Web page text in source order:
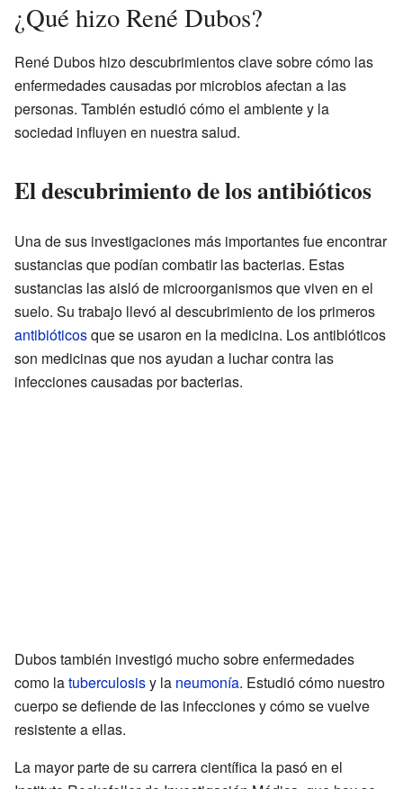
¿Qué hizo René Dubos?
René Dubos hizo descubrimientos clave sobre cómo las
enfermedades causadas por microbios afectan a las
personas. También estudió cómo el ambiente y la
sociedad influyen en nuestra salud.
El descubrimiento de los antibióticos
Una de sus investigaciones más importantes fue encontrar
sustancias que podían combatir las bacterias. Estas
sustancias las aisló de microorganismos que viven en el
suelo. Su trabajo llevó al descubrimiento de los primeros
antibióticosque se usaron en la medicina. Los antibióticos
son medicinas que nos ayudan a luchar contra las
infecciones causadas por bacterias.
Dubos también investigó mucho sobre enfermedades
como latuberculosisy la neumonía. Estudió cómo nuestro
cuerpo se defiende de las infecciones y cómo se vuelve
resistente a ellas.
La mayor parte de su carrera científica la pasó en el